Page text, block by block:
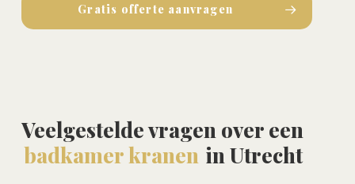
Gratis offerte aanvragen
Veelgestelde vragen over een
badkamer kranen in Utrecht